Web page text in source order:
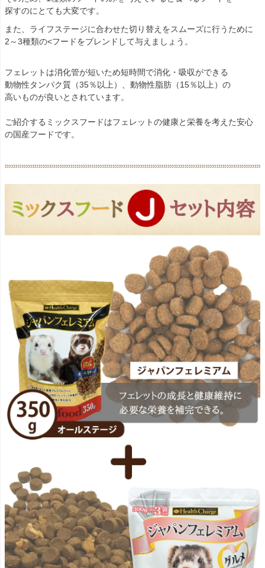
探すのにとても大変です。
また、ライフステージに合わせた切り替えをスムーズに行うために
2～3種類の<フードをブレンドして与えましょう。
フェレットは消化管が短いため短時間で消化・吸収ができる
動物性タンパク質（35％以上）、動物性脂肪（15％以上）の
高いものが良いとされています。
ご紹介するミックスフードはフェレットの健康と栄養を考えた安心
の国産フードです。